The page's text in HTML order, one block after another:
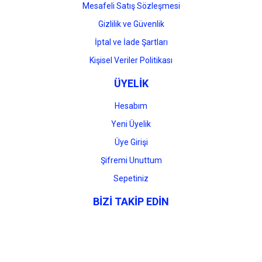
Mesafeli Satış Sözleşmesi
Gizlilik ve Güvenlik
İptal ve İade Şartları
Kişisel Veriler Politikası
ÜYELİK
Hesabım
Yeni Üyelik
Üye Girişi
Şifremi Unuttum
Sepetiniz
BİZİ TAKİP EDİN